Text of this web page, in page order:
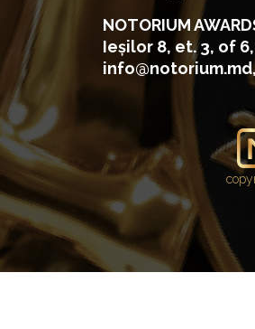
NOTORIUM
Ieșilor 8, et. 3, of
info@notorium.md,